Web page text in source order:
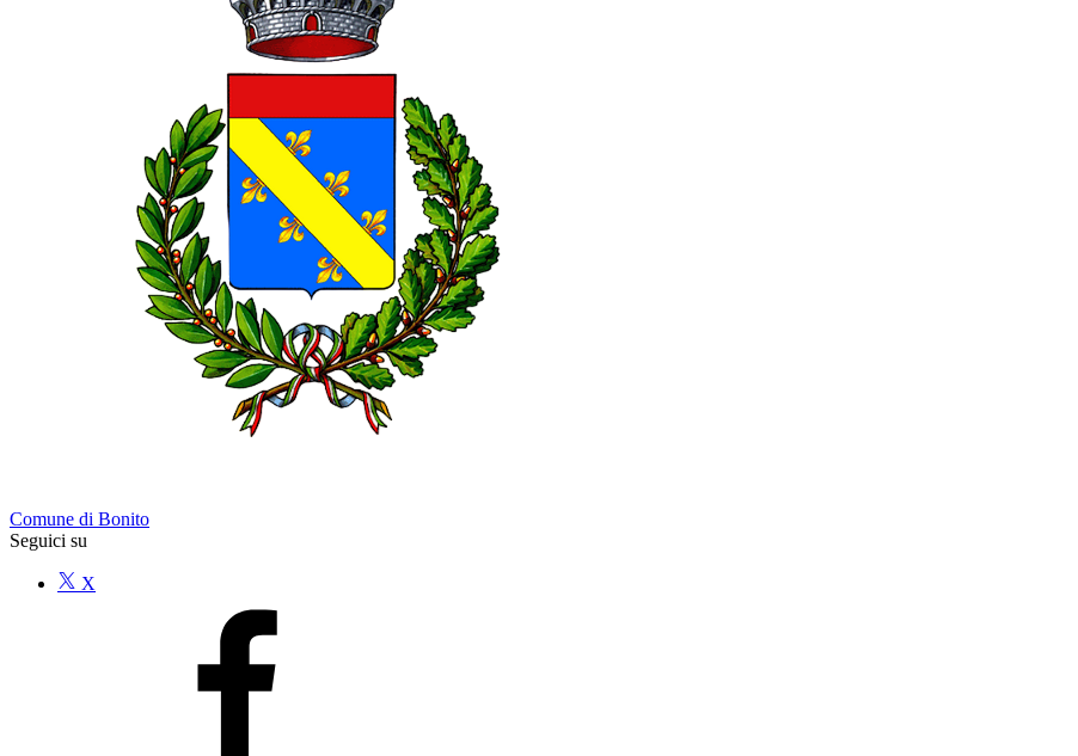
Comune di Bonito
Seguici su
X